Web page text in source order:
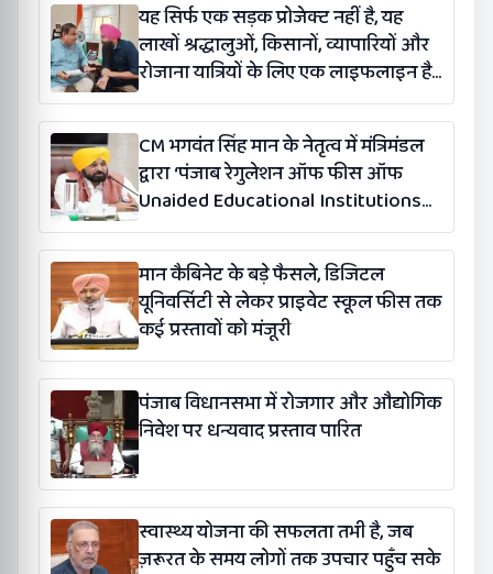
यह सिर्फ एक सड़क प्रोजेक्ट नहीं है, यह
लाखों श्रद्धालुओं, किसानों, व्यापारियों और
रोजाना यात्रियों के लिए एक लाइफलाइन है:
कंग
CM भगवंत सिंह मान के नेतृत्व में मंत्रिमंडल
द्वारा ‘पंजाब रेगुलेशन ऑफ फीस ऑफ
Unaided Educational Institutions
(संशोधन) विधेयक-2026’ पास
मान कैबिनेट के बड़े फैसले, डिजिटल
यूनिवर्सिटी से लेकर प्राइवेट स्कूल फीस तक
कई प्रस्तावों को मंजूरी
पंजाब विधानसभा में रोजगार और औद्योगिक
निवेश पर धन्यवाद प्रस्ताव पारित
स्वास्थ्य योजना की सफलता तभी है, जब
ज़रूरत के समय लोगों तक उपचार पहुँच सके